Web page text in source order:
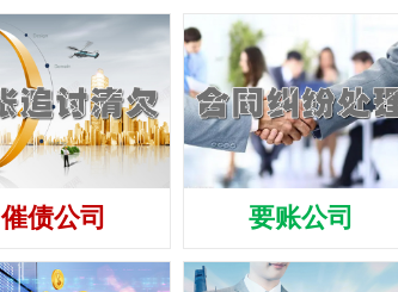
催债公司 要账公司